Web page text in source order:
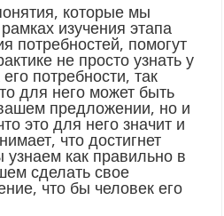
которые мы
изучения этапа
потребностей, помогут
не просто узнать у
потребности, так
для него может быть
предложении, но и
это для него значит и
что достигнет
узнаем как правильно в
сделать свое
что бы человек его